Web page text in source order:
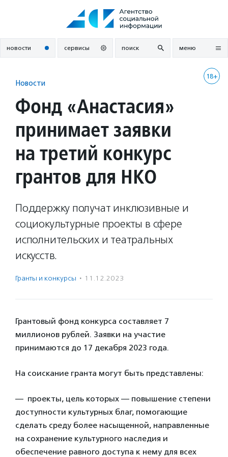
новости сервисы поиск меню
18+
Новости
Фонд «Анастасия»
принимает заявки
на третий конкурс
грантов для НКО
Поддержку получат инклюзивные и
социокультурные проекты в сфере
исполнительских и театральных
искусств.
Гранты и конкурсы · 11.12.2023
Грантовый фонд конкурса составляет 7
миллионов рублей. Заявки на участие
принимаются до 17 декабря 2023 года.
На соискание гранта могут быть представлены:
— проекты, цель которых — повышение степени
доступности культурных благ, помогающие
сделать среду более насыщенной, направленные
на сохранение культурного наследия и
обеспечение равного доступа к нему для всех